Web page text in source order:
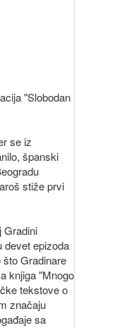
"Slobodan
se iz
španski
stiže prvi
Gradini
devet epizoda
što Gradinare
knjiga "Mnogo
tekstove o
značaju
sa